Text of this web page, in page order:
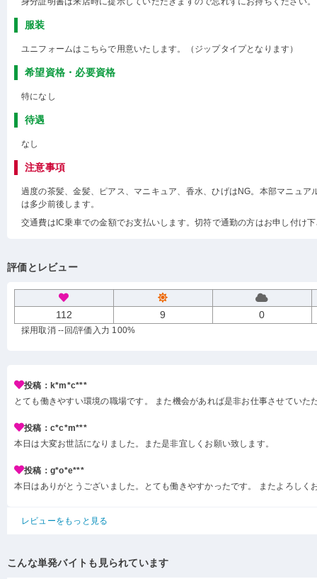
服装
ユニフォームはこちらで用意いたします。（ジップタイプとなります）
希望資格・必要資格
特になし
待遇
なし
注意事項
過度の茶髪、金髪、ピアス、マニキュア、香水、ひげはNG。本部マニュア
は多少前後します。
交通費はIC乗車での金額でお支払いします。切符で通勤の方はお申し付け
評価とレビュー
112 9 0
採用取消 --回/評価入力 100%
投稿：k*m*c***
とても働きやすい環境の職場です。 また機会があれば是非お仕事させていた
投稿：c*c*m***
本日は大変お世話になりました。また是非宜しくお願い致します。
投稿：g*o*e***
本日はありがとうございました。とても働きやすかったです。 またよろしく
レビューをもっと見る
こんな単発バイトも見られています